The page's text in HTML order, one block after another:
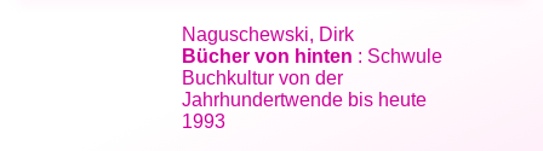
Naguschewski, Dirk
Bücher von hinten : Schwule
Buchkultur von der
Jahrhundertwende bis heute
1993